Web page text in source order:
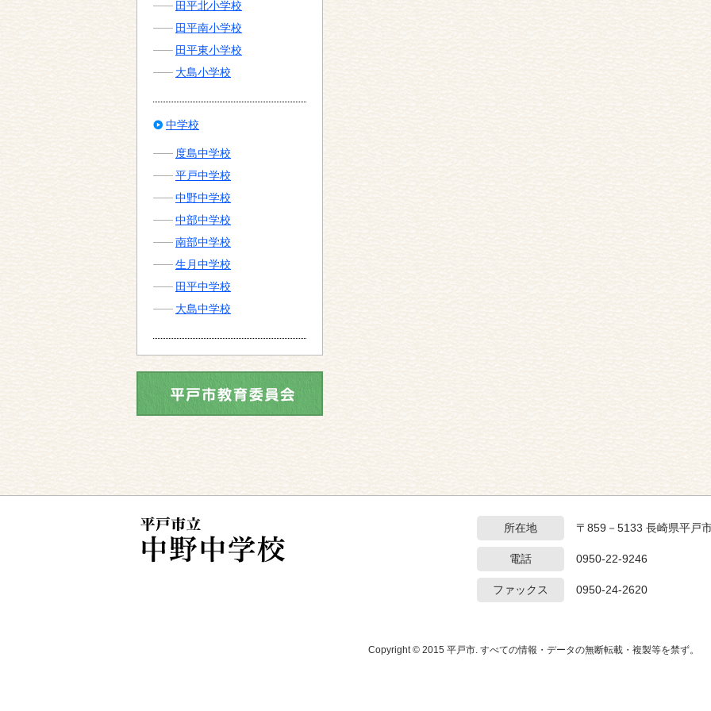
田平北小学校
田平南小学校
田平東小学校
大島小学校
中学校
度島中学校
平戸中学校
中野中学校
中部中学校
南部中学校
生月中学校
田平中学校
大島中学校
所在地 〒859－5133 長崎県平戸
電話 0950-22-9246
ファックス 0950-24-2620
Copyright © 2015 平戸市. すべての情報・データの無断転載・複製等を禁ず。